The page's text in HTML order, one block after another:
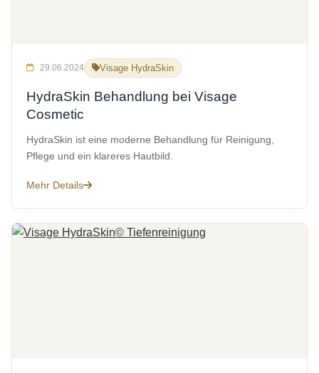
29.06.2024 Visage HydraSkin
HydraSkin Behandlung bei Visage
Cosmetic
HydraSkin ist eine moderne Behandlung für Reinigung,
Pflege und ein klareres Hautbild.
Mehr Details